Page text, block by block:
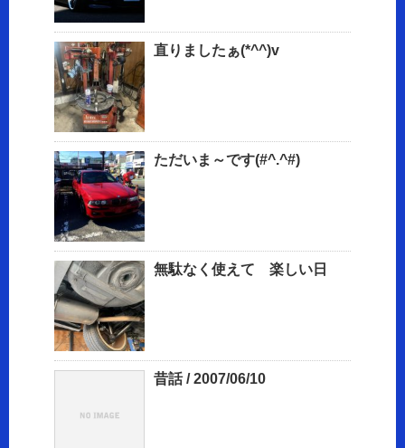
直りましたぁ(*^^)v
ただいま～です(#^.^#)
無駄なく使えて 楽しい日
昔話 / 2007/06/10